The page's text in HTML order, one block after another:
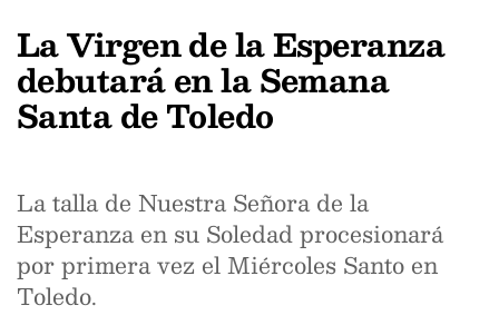
La Virgen de la Esperanza
debutará en la Semana
Santa de Toledo
La talla de Nuestra Señora de la
Esperanza en su Soledad procesionará
por primera vez el Miércoles Santo en
Toledo.